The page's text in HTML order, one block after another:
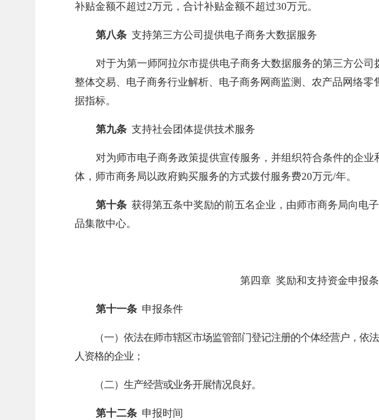
补贴金额不超过2万元，合计补贴金额不超过30万元。
第八条 支持第三方公司提供电子商务大数据服务
对于为第一师阿拉尔市提供电子商务大数据服务的第三方公司
整体交易、电子商务行业解析、电子商务网商监测、农产品网络
据指标。
第九条 支持社会团体提供技术服务
对为师市电子商务政策提供宣传服务，并组织符合条件的企
体，师市商务局以政府购买服务的方式拨付服务费20万元/年。
第十条 获得第五条中奖励的前五名企业，由师市商务局向电
品集散中心。
第四章 奖励和支持资金申报
第十一条 申报条件
（一）依法在师市辖区市场监管部门登记注册的个体经营户，依
人资格的企业；
（二）生产经营或业务开展情况良好。
第十二条 申报时间